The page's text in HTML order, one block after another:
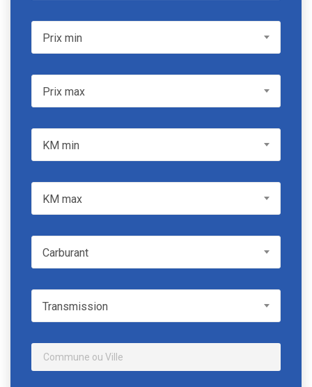
Prix minPrix min
Prix maxPrix max
KM min
KM max
CarburantCarburant
TransmissionTransmission